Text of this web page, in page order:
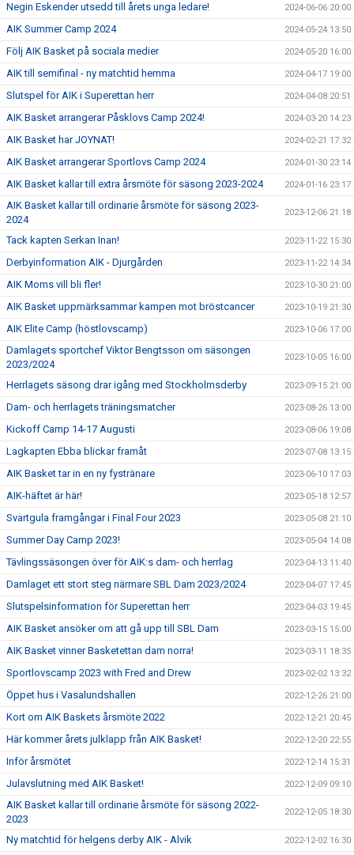
Negin Eskender utsedd till årets unga ledare! 2024-06-06 20:00
AIK Summer Camp 2024 2024-05-24 13:50
Följ AIK Basket på sociala medier 2024-05-20 16:00
AIK till semifinal - ny matchtid hemma 2024-04-17 19:00
Slutspel för AIK i Superettan herr 2024-04-08 20:51
AIK Basket arrangerar Påsklovs Camp 2024! 2024-03-20 14:23
AIK Basket har JOYNAT! 2024-02-21 17:32
AIK Basket arrangerar Sportlovs Camp 2024 2024-01-30 23:14
AIK Basket kallar till extra årsmöte för säsong 2023-2024 2024-01-16 23:17
AIK Basket kallar till ordinarie årsmöte för säsong 2023-
2024
2023-12-06 21:18
Tack kapten Serkan Inan! 2023-11-22 15:30
Derbyinformation AIK - Djurgården 2023-11-22 14:34
AIK Moms vill bli fler! 2023-10-30 21:00
AIK Basket uppmärksammar kampen mot bröstcancer 2023-10-19 21:30
AIK Elite Camp (höstlovscamp) 2023-10-06 17:00
Damlagets sportchef Viktor Bengtsson om säsongen
2023/2024
2023-10-05 16:00
Herrlagets säsong drar igång med Stockholmsderby 2023-09-15 21:00
Dam- och herrlagets träningsmatcher 2023-08-26 13:00
Kickoff Camp 14-17 Augusti 2023-08-06 19:08
Lagkapten Ebba blickar framåt 2023-07-08 13:15
AIK Basket tar in en ny fystränare 2023-06-10 17:03
AIK-häftet är här! 2023-05-18 12:57
Svartgula framgångar i Final Four 2023 2023-05-08 21:10
Summer Day Camp 2023! 2023-05-04 14:08
Tävlingssäsongen över för AIK:s dam- och herrlag 2023-04-13 11:40
Damlaget ett stort steg närmare SBL Dam 2023/2024 2023-04-07 17:45
Slutspelsinformation för Superettan herr 2023-04-03 19:45
AIK Basket ansöker om att gå upp till SBL Dam 2023-03-15 15:00
AIK Basket vinner Basketettan dam norra! 2023-03-11 18:35
Sportlovscamp 2023 with Fred and Drew 2023-02-02 13:32
Öppet hus i Vasalundshallen 2022-12-26 21:00
Kort om AIK Baskets årsmöte 2022 2022-12-21 20:45
Här kommer årets julklapp från AIK Basket! 2022-12-20 22:55
Inför årsmötet 2022-12-14 15:31
Julavslutning med AIK Basket! 2022-12-09 09:10
AIK Basket kallar till ordinarie årsmöte för säsong 2022-
2023
2022-12-05 18:30
Ny matchtid för helgens derby AIK - Alvik 2022-12-02 16:30